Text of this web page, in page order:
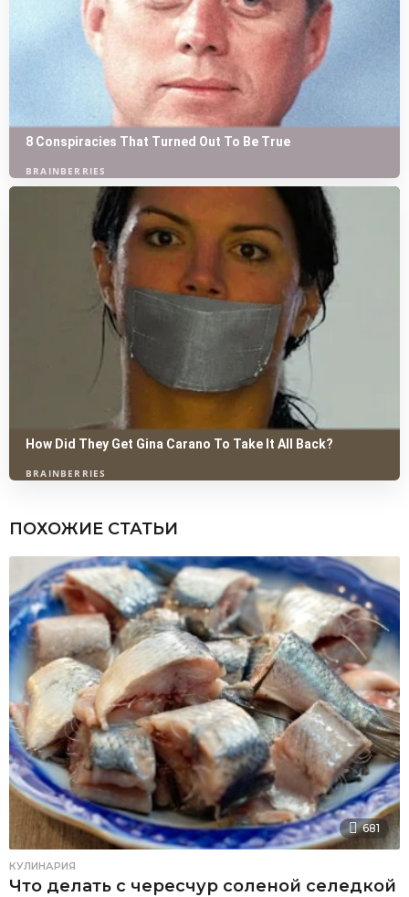
ПОХОЖИЕ СТАТЬИ
681
КУЛИНАРИЯ
Что делать с чересчур соленой селедкой